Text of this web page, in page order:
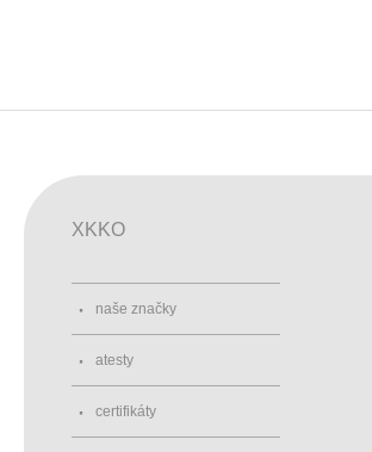
XKKO
naše značky
atesty
certifikáty